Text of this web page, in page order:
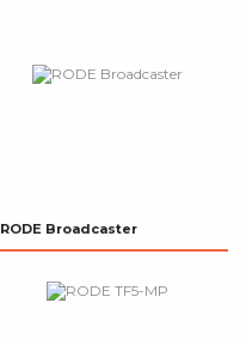
RODE Broadcaster